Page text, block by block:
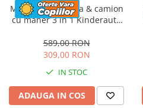
Masinuta electrica & camion
cu maner 3 in 1 Kinderauto
tapitat, music player
589,00 RON
309,00 RON
IN STOC
ADAUGA IN COS